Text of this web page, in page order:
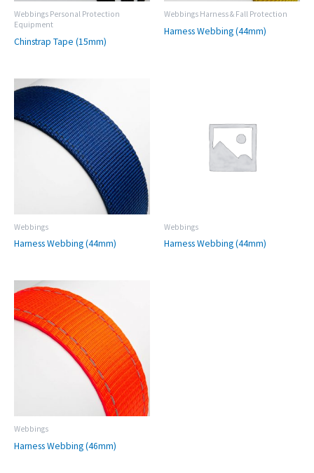
Webbings Personal Protection
Equipment
Chinstrap Tape (15mm)
Webbings Harness & Fall Protection
Harness Webbing (44mm)
Webbings
Harness Webbing (44mm)
Webbings
Harness Webbing (44mm)
Webbings
Harness Webbing (46mm)